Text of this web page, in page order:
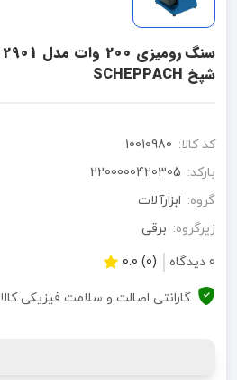
شپخ SCHEPPACH
کد کالا: 10010980
بارکد: 2200000420305
گروه: ابزارآلات
زیرگروه: برقی
0 دیدگاه
(0) 0.0
گارانتی اصالت و سلامت فیزیکی کالا